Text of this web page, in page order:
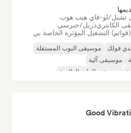
تشيل/لو-فاي هيب هوب
الكانتريدريل/جيرسي
التشغيل المؤثرة الخاصة بي
فولك
موسيقى البوب المستقلة
موسيقى آلية
موسيقى الراب العالمية
Good